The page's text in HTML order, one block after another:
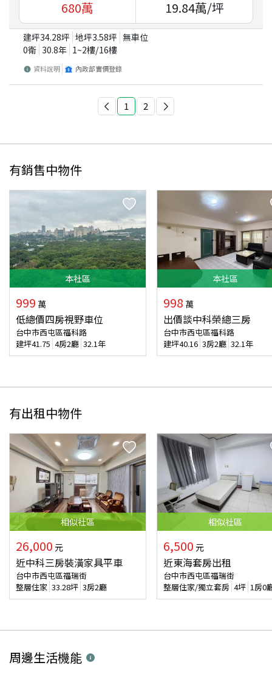
680萬 19.84萬/坪
建坪34.28坪 地坪3.58坪 無車位
0衛 30.8年 1~2樓/16樓
資料說明 內政部實價登錄
1 2
有銷售中物件
本社區
999 萬
低總價四房視野車位
台中市西屯區福科路
建坪41.75 4房2廳 32.1年
本社區
998 萬
出價談中科榮總三房
台中市西屯區福科路
建坪40.16 3房2廳 32.1年
有出租中物件
相似社區
26,000 元
近中科三房裝潢家具平車
台中市西屯區福瑞街
整層住家 33.28坪 3房2廳
相似社區
6,500 元
近東海套房出租
台中市西屯區福瑞街
整層住家/獨立套房 4坪 1房0
周邊生活機能